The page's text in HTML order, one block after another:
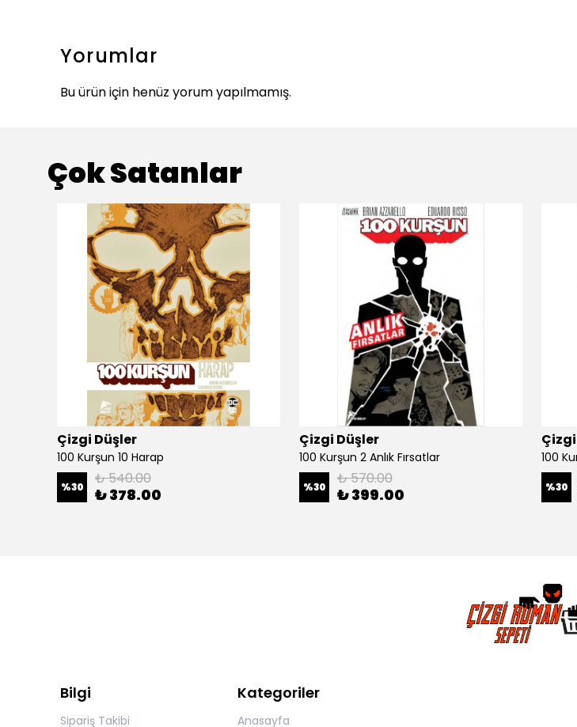
Yorumlar
Bu ürün için henüz yorum yapılmamış.
Çok Satanlar
Çizgi Düşler
100 Kurşun 10 Harap
%30 ₺ 540.00
₺ 378.00
Çizgi Düşler
100 Kurşun 2 Anlık Fırsatlar
%30 ₺ 570.00
₺ 399.00
100
%30
Bilgi
Sipariş Takibi
Kategoriler
Anasayfa